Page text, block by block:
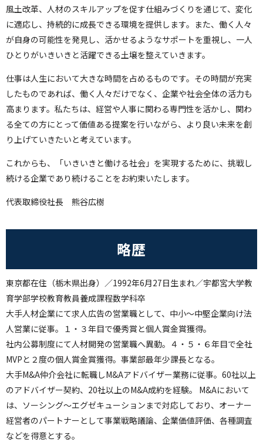
風土改革、人材のスキルアップを促す仕組みづくりを通じて、変化
に適応し、持続的に成長できる環境を提供します。また、働く人々
が自身の可能性を発見し、活かせるようなサポートを重視し、一人
ひとりがいきいきと活躍できる土壌を整えていきます。
仕事は人生において大きな時間を占めるものです。その時間が充実
したものであれば、働く人々だけでなく、企業や社会全体の活力も
高まります。私たちは、経営や人事に関わる専門性を活かし、関わ
る全ての方にとって価値ある提案を行いながら、より良い未来を創
り上げていきたいと考えています。
これからも、「いきいきと働ける社会」を実現するために、挑戦し
続ける企業であり続けることをお約束いたします。
代表取締役社長 熊谷広樹
略歴
東京都在住（栃木県出身）／1992年6月27日生まれ／宇都宮大学教
育学部学校教育教員養成課程数学科卒
大手人材企業にて求人広告の営業職として、中小～中堅企業向け法
人営業に従事。１・３年目で優秀賞と個人賞金賞獲得。
社内公募制度にて人材開発の営業職へ異動。４・５・６年目で全社
MVPと２度の個人賞金賞獲得。事業部最年少課長となる。
大手M&A仲介会社に転職しM&Aアドバイザー業務に従事。60社以上
のアドバイザー契約、20社以上のM&A成約を経験。 M&Aにおいて
は、ソーシング～エグゼキューションまで対応しており、オーナー
経営者のパートナーとして事業戦略議論、企業価値評価、各種調査
などを得意とする。